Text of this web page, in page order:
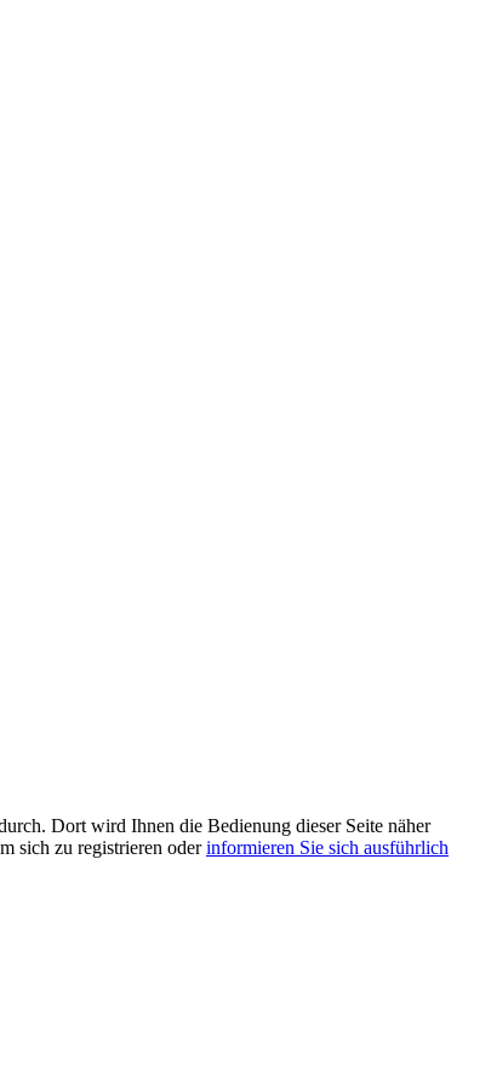
Dort wird Ihnen die Bedienung dieser Seite näher
sich zu registrieren oderinformieren Sie sich ausführlich